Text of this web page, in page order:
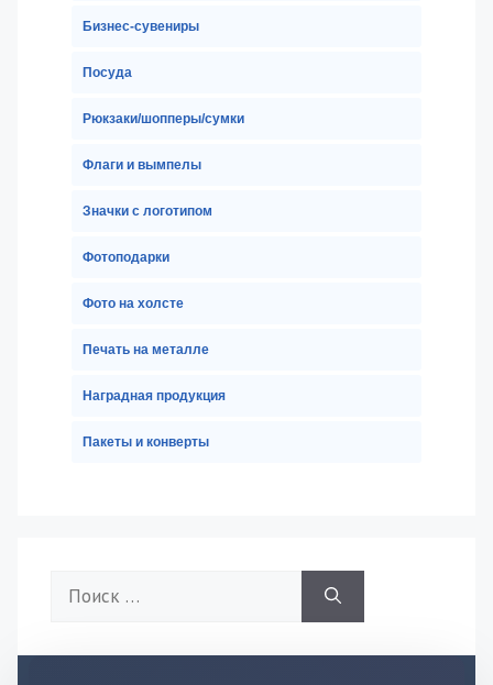
Бизнес-сувениры
Посуда
Рюкзаки/шопперы/сумки
Флаги и вымпелы
Значки с логотипом
Фотоподарки
Фото на холсте
Печать на металле
Наградная продукция
Пакеты и конверты